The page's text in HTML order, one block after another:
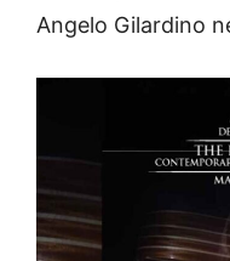
Angelo Gilardino